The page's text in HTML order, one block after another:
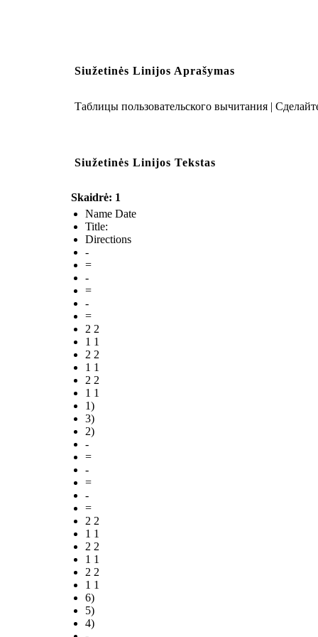
Siužetinės Linijos Aprašymas
Таблицы пользовательского вычитания |
Siužetinės Linijos Tekstas
Skaidrė: 1
Name Date
Title:
Directions
-
=
-
=
-
=
2 2
1 1
2 2
1 1
2 2
1 1
1)
3)
2)
-
=
-
=
-
=
2 2
1 1
2 2
1 1
2 2
1 1
6)
5)
4)